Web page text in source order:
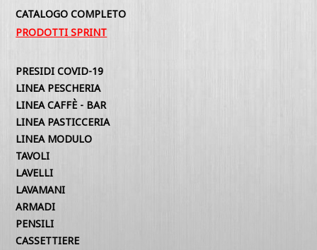
CATALOGO COMPLETO
PRODOTTI SPRINT
PRESIDI COVID-19
LINEA PESCHERIA
LINEA CAFFÈ - BAR
LINEA PASTICCERIA
LINEA MODULO
TAVOLI
LAVELLI
LAVAMANI
ARMADI
PENSILI
CASSETTIERE